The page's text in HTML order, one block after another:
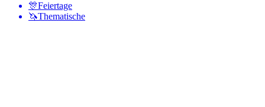
🎊Feiertage
🦄Thematische